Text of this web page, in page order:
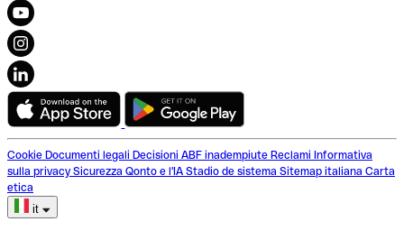
Cookie Documenti legali Decisioni ABF inadempiute Reclami Informativa
sulla privacy Sicurezza Qonto e l'IA Stadio de sistema Sitemap italiana Carta
etica
it